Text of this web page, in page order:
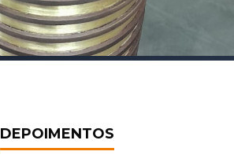
DEPOIMENTOS